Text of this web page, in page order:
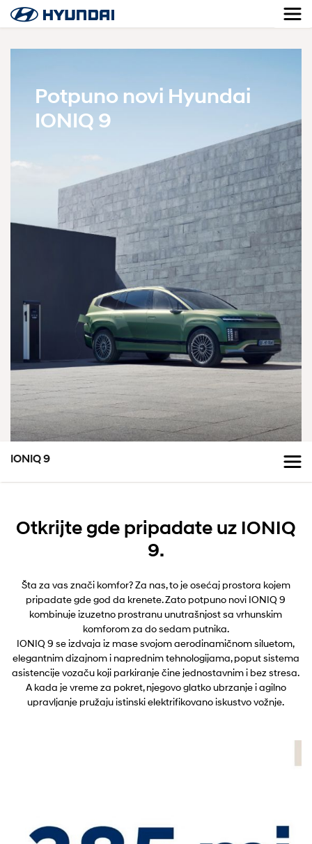
Potpuno novi Hyundai
IONIQ 9
IONIQ 9
Otkrijte gde pripadate uz IONIQ
9.
Šta za vas znači komfor? Za nas, to je osećaj prostora kojem
pripadate gde god da krenete. Zato potpuno novi IONIQ 9
kombinuje izuzetno prostranu unutrašnjost sa vrhunskim
komforom za do sedam putnika.
IONIQ 9 se izdvaja iz mase svojom aerodinamičnom siluetom,
elegantnim dizajnom i naprednim tehnologijama, poput sistema
asistencije vozaču koji parkiranje čine jednostavnim i bez stresa.
A kada je vreme za pokret, njegovo glatko ubrzanje i agilno
upravljanje pružaju istinski elektrifikovano iskustvo vožnje.